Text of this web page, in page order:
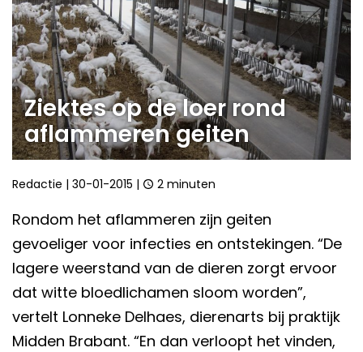
Ziektes op de loer rond
aflammeren geiten
Redactie | 30-01-2015 | 2 minuten
Rondom het aflammeren zijn geiten
gevoeliger voor infecties en ontstekingen. “De
lagere weerstand van de dieren zorgt ervoor
dat witte bloedlichamen sloom worden”,
vertelt Lonneke Delhaes, dierenarts bij praktijk
Midden Brabant. “En dan verloopt het vinden,